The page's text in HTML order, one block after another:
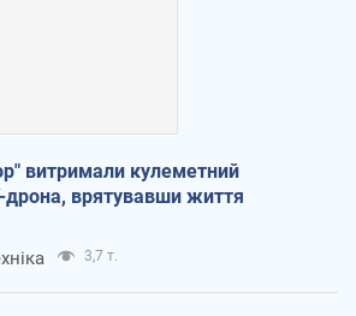
витримали кулеметний
дрона, врятувавши життя
3,7 т.